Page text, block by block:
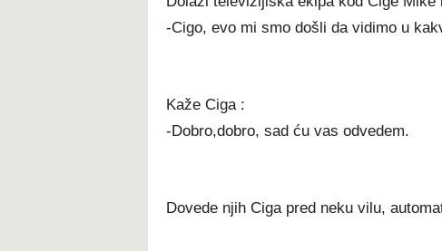
-Cigo, evo mi smo došli da vidimo u
Kaže Ciga :
-Dobro,dobro, sad ću vas odvedem.
Dovede njih Ciga pred neku vilu,